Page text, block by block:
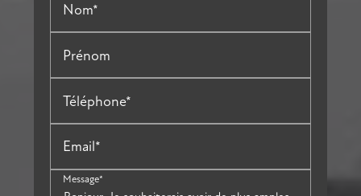
Nom*
Prénom
Téléphone*
Email*
Message*